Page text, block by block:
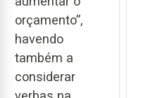
orçamento”,
havendo
também a
considerar